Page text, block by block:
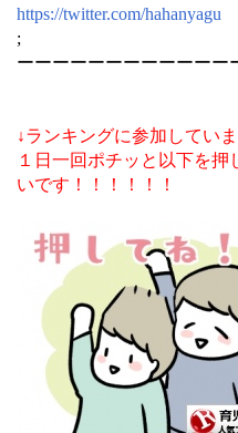
https://twitter.com/hahanyagu
;
ーーーーーーーーーーーー
↓ランキングに参加していま
１日一回ポチッと以下を
いです！！！！！！